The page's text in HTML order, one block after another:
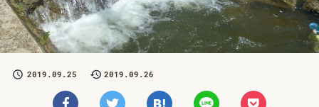
2019.09.25 2019.09.26